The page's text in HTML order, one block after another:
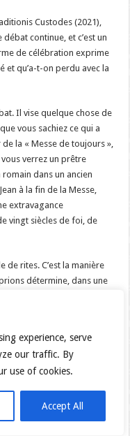
experience, serve
our traffic. By
use of cookies.
Accept All
Custodes (2021),
continue, et c’est un
de célébration exprime
et qu’a-t-on perdu avec la
Il vise quelque chose de
vous sachiez ce qui a
la « Messe de toujours »,
verrez un prêtre
romain dans un ancien
à la fin de la Messe,
extravagance
vingt siècles de foi, de
de rites. C’est la manière
détermine, dans une
la prière, quelque chose
sens où elle serait
belle, dense de
vivant que l’Église garde